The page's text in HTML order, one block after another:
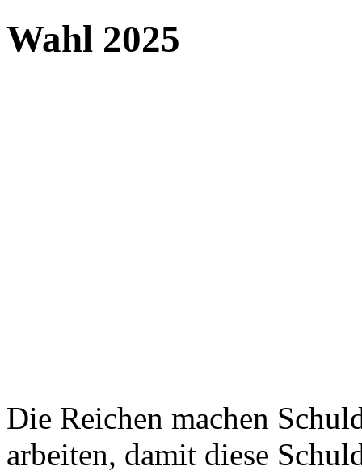
Wahl 2025
Die Reichen machen
arbeiten, damit diese